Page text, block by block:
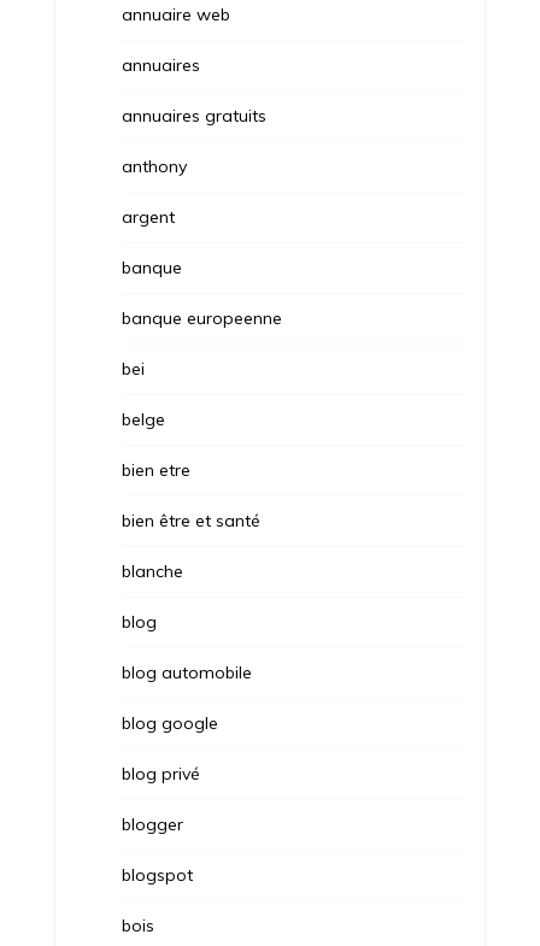
annuaire web
annuaires
annuaires gratuits
anthony
argent
banque
banque europeenne
bei
belge
bien etre
bien être et santé
blanche
blog
blog automobile
blog google
blog privé
blogger
blogspot
bois